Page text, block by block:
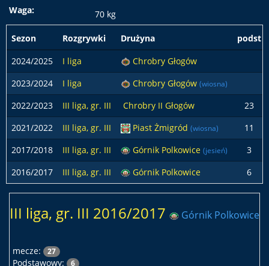
Waga:
70 kg
Sezon Rozgrywki Drużyna
podst
2024/2025
I liga
Chrobry Głogów
2023/2024
I liga Chrobry Głogów (wiosna)
2022/2023 III liga, gr. III Chrobry II Głogów
23
2021/2022
III liga, gr. III Piast Żmigród (wiosna)
11
2017/2018
III liga, gr. III Górnik Polkowice (jesień)
3
2016/2017
III liga, gr. III Górnik Polkowice 6
III liga, gr. III 2016/2017 Górnik Polkowice
mecze: 27
Podstawowy: 6